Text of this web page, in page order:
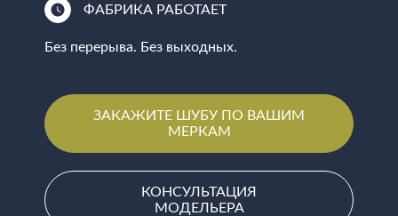
ФАБРИКА РАБОТАЕТ
Без перерыва. Без выходных.
ЗАКАЖИТЕ ШУБУ ПО ВАШИМ
МЕРКАМ
КОНСУЛЬТАЦИЯ
МОДЕЛЬЕРА